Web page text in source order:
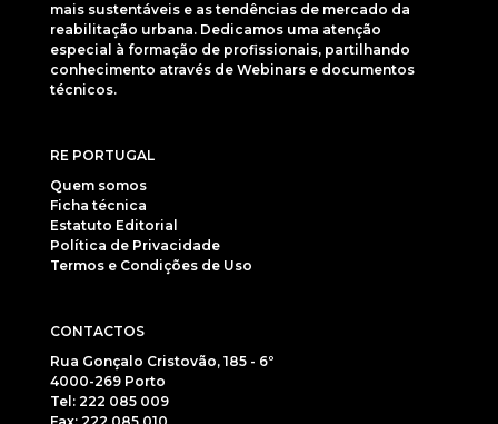
mais sustentáveis e as tendências de mercado da
reabilitação urbana. Dedicamos uma atenção
especial à formação de profissionais, partilhando
conhecimento através de Webinars e documentos
técnicos.
RE PORTUGAL
Quem somos
Ficha técnica
Estatuto Editorial
Política de Privacidade
Termos e Condições de Uso
CONTACTOS
Rua Gonçalo Cristovão, 185 - 6º
4000-269 Porto
Tel: 222 085 009